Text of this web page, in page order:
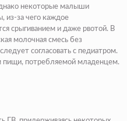
некоторые малыши
из-за чего каждое
срыгиванием и даже рвотой. В
молочная смесь без
согласовать с педиатром.
пищи, потребляемой младенцем.